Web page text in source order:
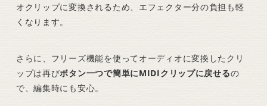
オクリップに変換されるため、エフェクター分の負担も軽
くなります。
さらに、フリーズ機能を使ってオーディオに変換したクリ
ップは再びボタン一つで簡単にMIDIクリップに戻せるの
で、編集時にも安心。